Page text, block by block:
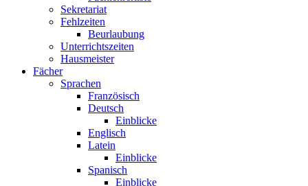
Sekretariat
Fehlzeiten
Beurlaubung
Unterrichtszeiten
Hausmeister
Fächer
Sprachen
Französisch
Deutsch
Einblicke
Englisch
Latein
Einblicke
Spanisch
Einblicke